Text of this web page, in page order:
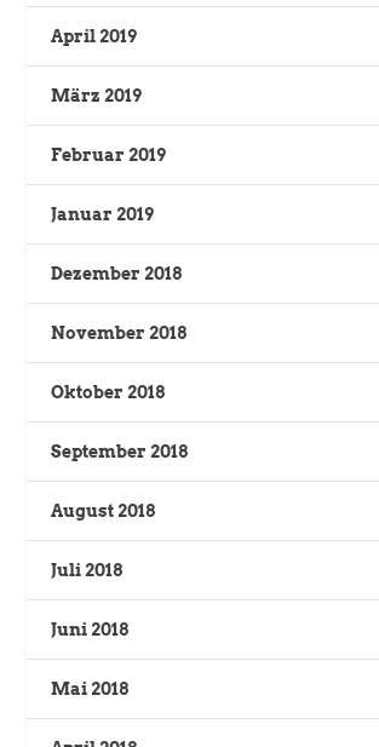
April 2019
März 2019
Februar 2019
Januar 2019
Dezember 2018
November 2018
Oktober 2018
September 2018
August 2018
Juli 2018
Juni 2018
Mai 2018